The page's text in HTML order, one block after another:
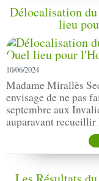
Délocalisation du
lieu
10/06/2024
Madame Mirallès
envisage de ne pas
septembre aux
auparavant recueillir